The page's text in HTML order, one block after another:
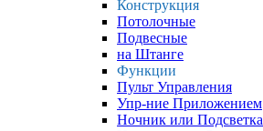
Конструкция
Потолочные
Подвесные
на Штанге
Функции
Пульт Управления
Упр-ние Приложением
Ночник или Подсветка